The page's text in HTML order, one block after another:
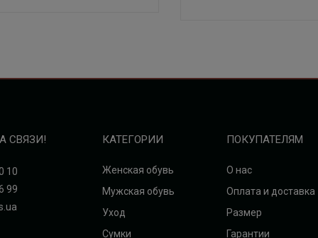
СВЯЗИ!
10
99
КАТЕГОРИИ
Женская обувь
Мужская обувь
Уход
Сумки
ПОКУПАТЕЛЯМ
О нас
Оплата и доставка
Размер
Гарантии